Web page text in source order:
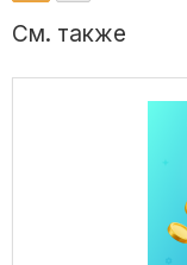
См. также